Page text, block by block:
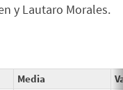
y Lautaro Morales.
Media